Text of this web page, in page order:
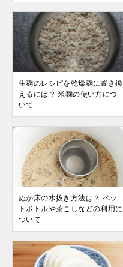
生麹のレシピを乾燥麹に置き換
えるには？ 米麹の使い方につ
いて
ぬか床の水抜き方法は？ ペッ
トボトルや茶こしなどの利用に
ついて